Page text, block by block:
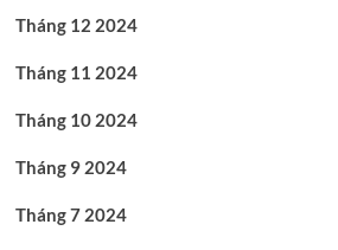
Tháng 12 2024
Tháng 11 2024
Tháng 10 2024
Tháng 9 2024
Tháng 7 2024